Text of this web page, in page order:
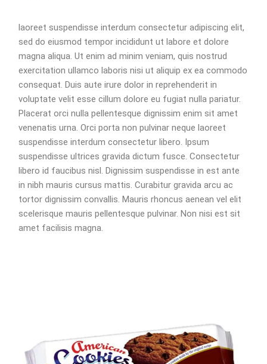
laoreet suspendisse interdum consectetur adipiscing elit,
sed do eiusmod tempor incididunt ut labore et dolore
magna aliqua. Ut enim ad minim veniam, quis nostrud
exercitation ullamco laboris nisi ut aliquip ex ea commodo
consequat. Duis aute irure dolor in reprehenderit in
voluptate velit esse cillum dolore eu fugiat nulla pariatur.
Placerat orci nulla pellentesque dignissim enim sit amet
venenatis urna. Orci porta non pulvinar neque laoreet
suspendisse interdum consectetur libero. Ipsum
suspendisse ultrices gravida dictum fusce. Consectetur
libero id faucibus nisl. Dignissim suspendisse in est ante
in nibh mauris cursus mattis. Curabitur gravida arcu ac
tortor dignissim convallis. Mauris rhoncus aenean vel elit
scelerisque mauris pellentesque pulvinar. Non nisi est sit
amet facilisis magna.